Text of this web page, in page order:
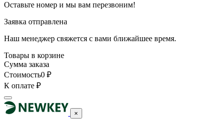
Оставьте номер и мы вам перезвоним!
Заявка отправлена
Наш менеджер свяжется с вами ближайшее время.
Товары в корзине
Сумма заказа
Стоимость0 ₽
К оплате ₽
×